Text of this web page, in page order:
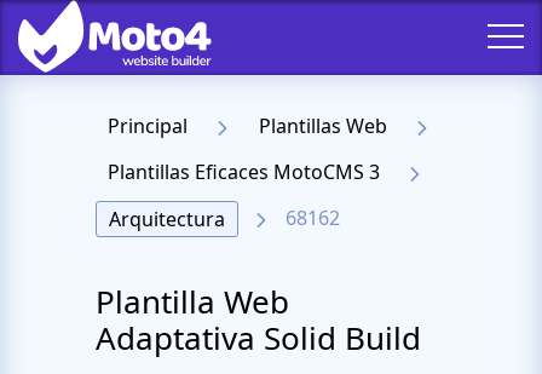
Principal
Plantillas Web
Plantillas Eficaces MotoCMS 3
Arquitectura
68162
Plantilla Web
Adaptativa Solid Build